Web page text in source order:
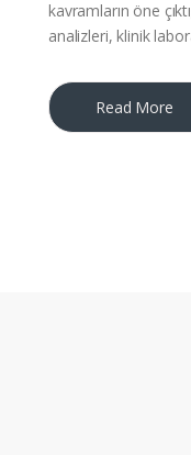
kavramların öne
analizleri, klinik
Read More